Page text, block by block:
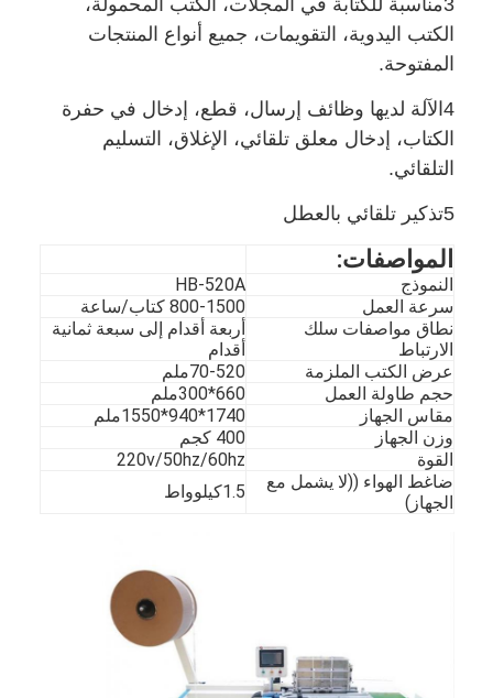
الكتب اليدوية، التقويمات، جميع أنواع المنتجات
المفتوحة.
4الآلة لديها وظائف إرسال، قطع، إدخال في حفرة
الكتاب، إدخال معلق تلقائي، الإغلاق، التسليم
التلقائي.
5تذكير تلقائي بالعطل
المواصفات:
النموذج
HB-520A
سرعة العمل
800-1500 كتاب/ساعة
نطاق مواصفات سلك
الارتباط
أربعة أقدام إلى سبعة ثمانية
أقدام
عرض الكتب الملزمة
70-520ملم
حجم طاولة العمل
660*300ملم
مقاس الجهاز
1740*940*1550ملم
وزن الجهاز
400 كجم
القوة
220v/50hz/60hz
ضاغط الهواء ((لا يشمل مع
الجهاز)
1.5كيلوواط